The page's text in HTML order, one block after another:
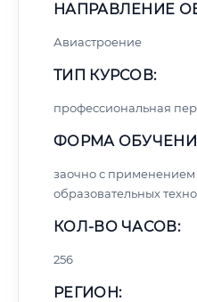
НАПРАВЛЕНИЕ
Авиастроение
ТИП КУРСОВ:
профессиональная
ФОРМА
заочно с
образовательных
КОЛ-ВО ЧАСОВ:
256
РЕГИОН: